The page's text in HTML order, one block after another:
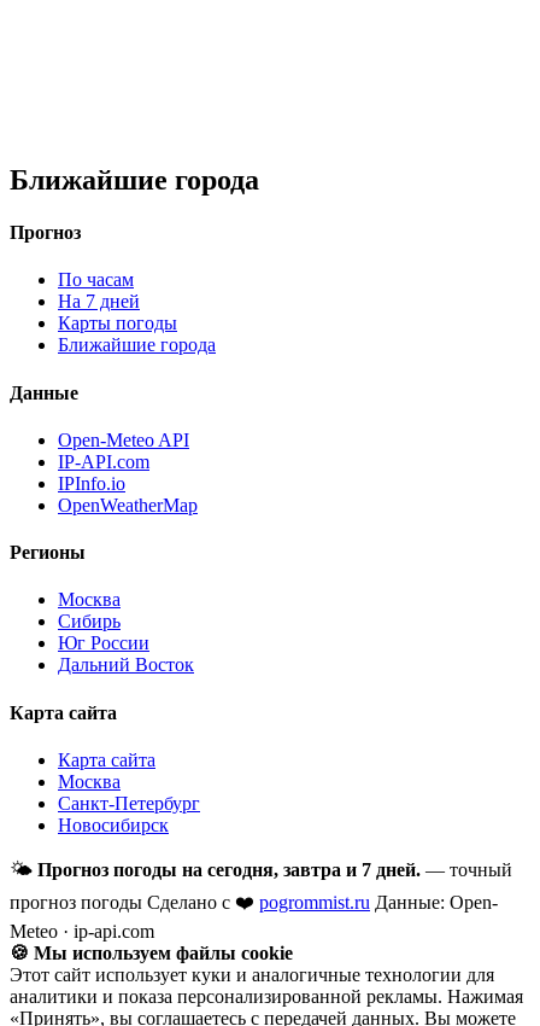
Ближайшие города
Прогноз
По часам
На 7 дней
Карты погоды
Ближайшие города
Данные
Open-Meteo API
IP-API.com
IPInfo.io
OpenWeatherMap
Регионы
Москва
Сибирь
Юг России
Дальний Восток
Карта сайта
Карта сайта
Москва
Санкт-Петербург
Новосибирск
🌤 Прогноз погоды на сегодня, завтра и 7 дней. — точный
прогноз погоды Сделано с ❤️ pogrommist.ru Данные: Open-
Meteo · ip-api.com
🍪 Мы используем файлы cookie
Этот сайт использует куки и аналогичные технологии для
аналитики и показа персонализированной рекламы. Нажимая
«Принять», вы соглашаетесь с передачей данных. Вы можете